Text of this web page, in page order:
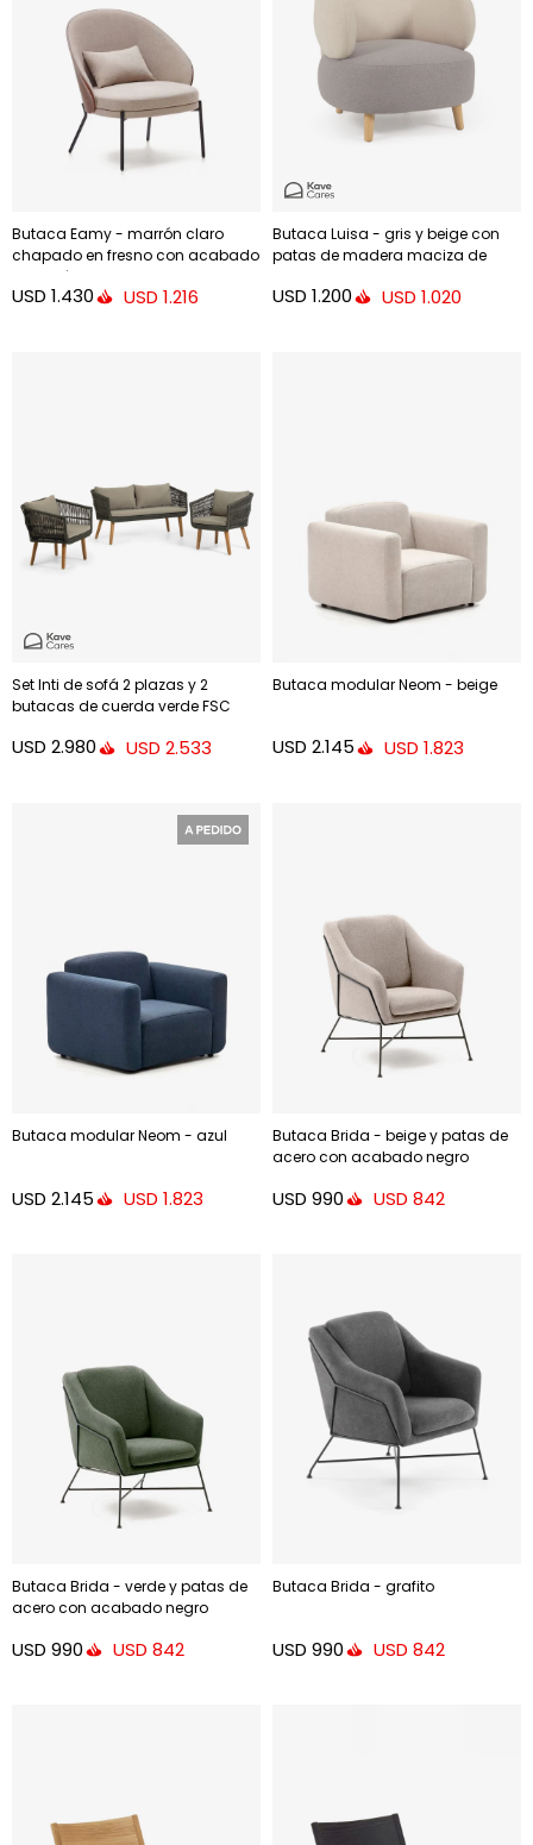
Butaca Eamy - marrón claro
chapado en fresno con acabado
wengué y metal con acabado
negro
USD 1.430 USD 1.216
Butaca Luisa - gris y beige con
patas de madera maciza de
USD 1.200 USD 1.020
Set Inti de sofá 2 plazas y 2
butacas de cuerda verde FSC
USD 2.980 USD 2.533
Butaca modular Neom - beige
USD 2.145 USD 1.823
Butaca modular Neom - azul
USD 2.145 USD 1.823
Butaca Brida - beige y patas de
acero con acabado negro
USD 990 USD 842
Butaca Brida - verde y patas de
acero con acabado negro
USD 990 USD 842
Butaca Brida - grafito
USD 990 USD 842